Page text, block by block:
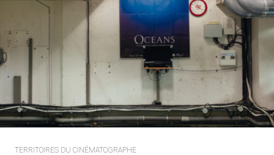
TERRITOIRES DU CINÉMATOGRAPHE